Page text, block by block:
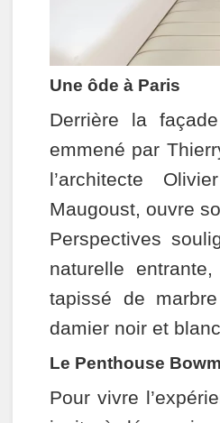
Une ôde à Paris
Derrière la
emmené par
l’architecte
Maugoust, ouvre
Perspectives
naturelle
tapissé de
damier noir et blanc
Le Penthouse
Pour vivre